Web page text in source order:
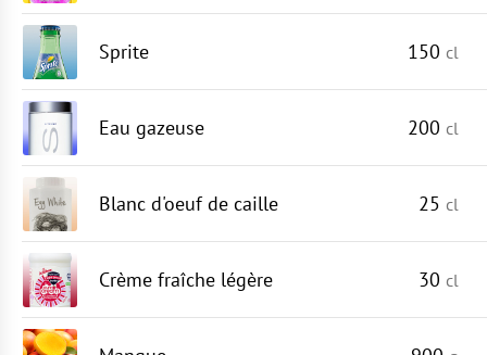
Sprite 150 cl
Eau gazeuse 200 cl
Blanc d'oeuf de caille 25 cl
Crème fraîche légère 30 cl